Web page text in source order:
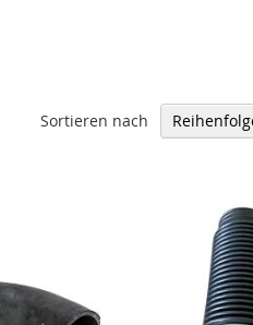
Sortieren nach